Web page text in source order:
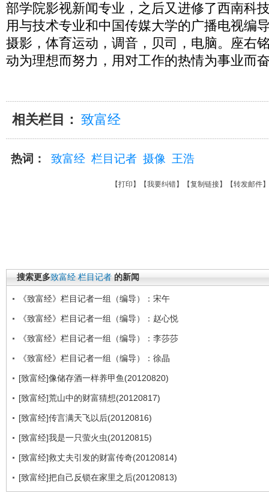
部学院影视新闻专业，之后又进修了西南科
用与技术专业和中国传媒大学的广播电视编
摄影，体育运动，调音，贝司，电脑。座右
动为理想而努力，用对工作的热情为事业而
相关栏目： 致富经
热词： 致富经 栏目记者 摄像 王浩
【打印 】【我要纠错】【复制链接】【转发邮件
搜索更多致富经 栏目记者 的新闻
《致富经》栏目记者一组（编导）：宋午
《致富经》栏目记者一组（编导）：赵心悦
《致富经》栏目记者一组（编导）：李莎莎
《致富经》栏目记者一组（编导）：徐晶
[致富经]像储存酒一样养甲鱼(20120820)
[致富经]荒山中的财富猜想(20120817)
[致富经]传言满天飞以后(20120816)
[致富经]我是一只萤火虫(20120815)
[致富经]救丈夫引发的财富传奇(20120814)
[致富经]把自己反锁在家里之后(20120813)